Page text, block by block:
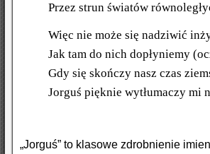
Przez strun światów
Więc nie może się nadziwić
Jak tam do nich dopłyniemy
Gdy się skończy nasz czas
Jorguś pięknie wytłumaczy mi
„Jorguś” to klasowe zdrobnienie